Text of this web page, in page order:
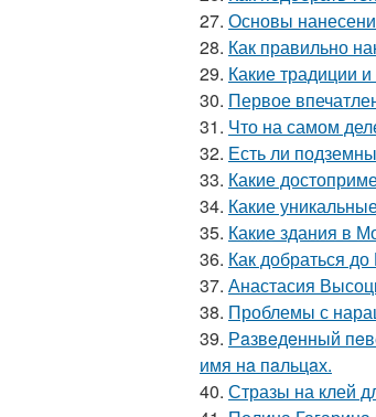
27. Основы
28. Как правильно
29. Какие традиции
30. Первое
31. Что на самом
32. Есть ли
33. Какие
34. Какие
35. Какие здания в
36. Как добраться
37. Анастасия
38. Проблемы с
39. Рaзвeдeнный
имя нa пaльцaх.
40. Стразы на клей